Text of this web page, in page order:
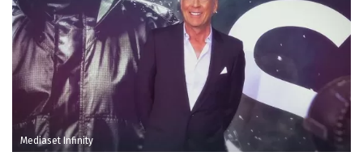
stato girato da Quentin Tarantino e
musicista nel tempo libero.
Mediaset Infinity